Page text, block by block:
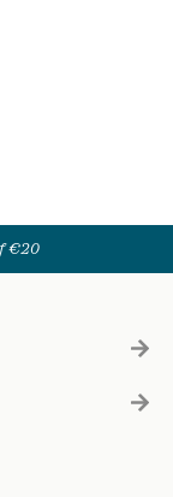
€20